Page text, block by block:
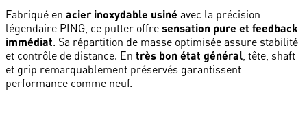
Fabriqué en acier inoxydable usiné avec la précision
légendaire PING, ce putter offre sensation pure et feedback
immédiat. Sa répartition de masse optimisée assure stabilité
et contrôle de distance. En très bon état général , tête, shaft
et grip remarquablement préservés garantissent
performance comme neuf.